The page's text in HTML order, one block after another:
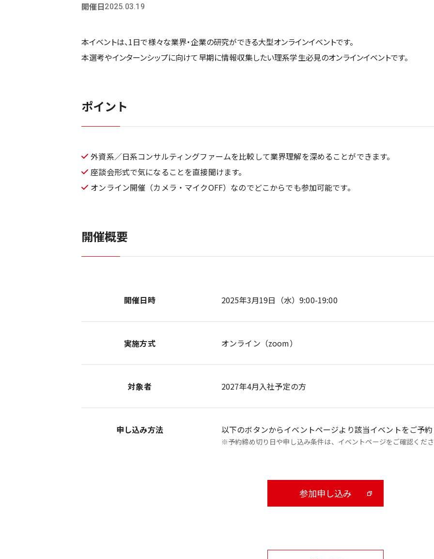
開催日2025.03.19
本イベントは、1日で様々な業界・企業の研究ができる大型オンラインイベントです。
本選考やインターンシップに向けて早期に情報収集したい理系学生必見のオンラインイベントです。
ポイント
外資系／日系コンサルティングファームを比較して業界理解を深めることができます。
座談会形式で気になることを直接聞けます。
オンライン開催（カメラ・マイクOFF）なのでどこからでも参加可能です。
開催概要
開催日時 2025年3月19日（水）9:00-19:00
実施方式 オンライン（zoom）
対象者 2027年4月入社予定の方
申し込み方法 以下のボタンからイベントページより該当イベントをご予
※予約締め切り日や申し込み条件は、イベントページをご確認くだ
参加申し込み